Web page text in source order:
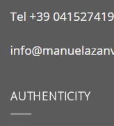
AUTHENTICITY